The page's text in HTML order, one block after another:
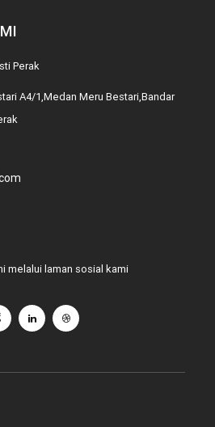
Perak
A4/1,Medan Meru Bestari,Bandar
melalui laman sosial kami